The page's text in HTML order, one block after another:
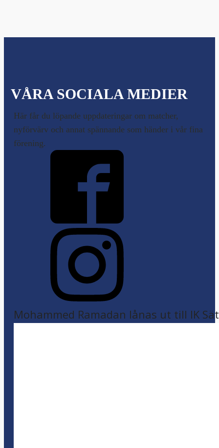
VÅRA SOCIALA MEDIER
Här får du löpande uppdateringar om matcher,
nyförvärv och annat spännande som händer i vår fina
förening.
Mohammed Ramadan lånas ut till IK